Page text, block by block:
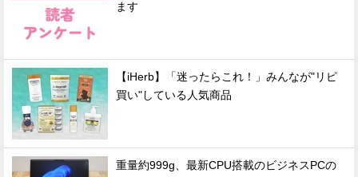
ます
【iHerb】「迷ったらこれ！」みんなが"リピ
買い"している人気商品
重量約999g、最新CPU搭載のビジネスPCの